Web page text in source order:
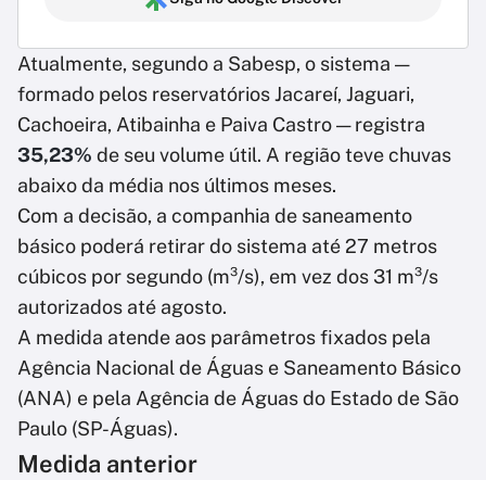
Atualmente, segundo a Sabesp, o sistema —
formado pelos reservatórios Jacareí, Jaguari,
Cachoeira, Atibainha e Paiva Castro — registra
35,23% de seu volume útil. A região teve chuvas
abaixo da média nos últimos meses.
Com a decisão, a companhia de saneamento
básico poderá retirar do sistema até 27 metros
cúbicos por segundo (m³/s), em vez dos 31 m³/s
autorizados até agosto.
A medida atende aos parâmetros fixados pela
Agência Nacional de Águas e Saneamento Básico
(ANA) e pela Agência de Águas do Estado de São
Paulo (SP-Águas).
Medida anterior